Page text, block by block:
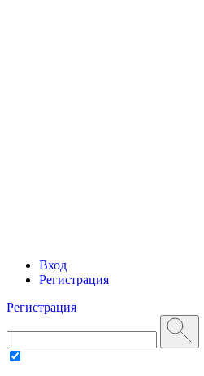
Вход
Регистрация
Регистрация